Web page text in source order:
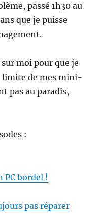
passé 1h30 au
que je puisse
moi pour que je
limite de mes mini-
pas au paradis,
:
PC bordel !
pas réparer